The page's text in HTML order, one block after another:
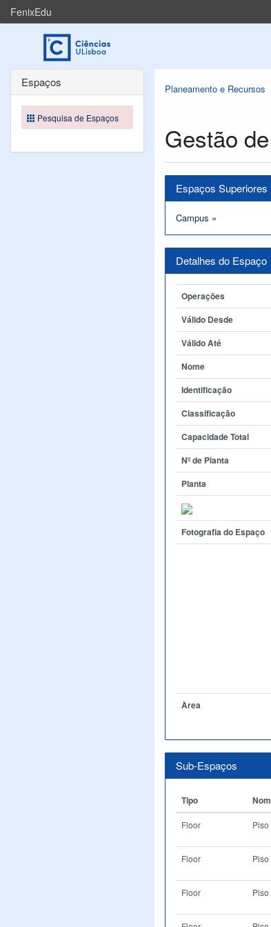
FenixEdu
Planeamento e Recursos
Gestão
Espaços Superiores
Campus »
Detalhes do Espaço
Operações
Válido Desde
Válido Até
Nome
Identificação
Classificação
Capacidade Total
Nº de Planta
Planta
Fotografia do Espaço
Àrea
Sub-Espaços
Tipo
Floor Piso
Floor Piso
Floor Piso
Espaços
Pesquisa de Espaços